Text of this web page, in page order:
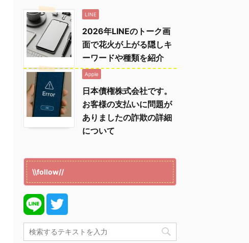
LINE
2026年LINEのトーク画
面で花火が上がる隠しキ
ーワードや種類を紹介
Apple
日本債権株式会社です。
お客様の支払いに問題が
ありましたの詐欺の詳細
について
\\follow//